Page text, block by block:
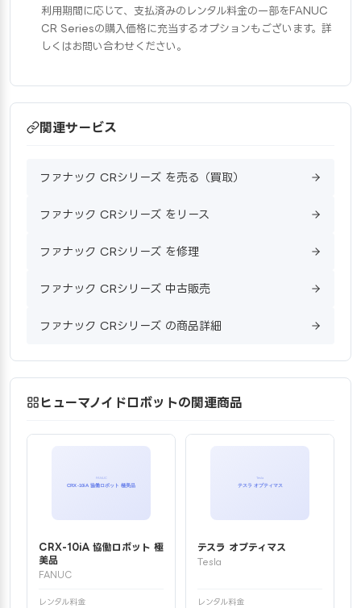
利用期間に応じて、支払済みのレンタル料金の一部をFANUC
CR Seriesの購入価格に充当するオプションもございます。詳
しくはお問い合わせください。
関連サービス
ファナック CRシリーズ を売る（買取）
ファナック CRシリーズ をリース
ファナック CRシリーズ を修理
ファナック CRシリーズ 中古販売
ファナック CRシリーズ の商品詳細
ヒューマノイドロボットの関連商品
CRX-10iA 協働ロボット 極
美品
FANUC
レンタル料金
テスラ オプティマス
Tesla
レンタル料金